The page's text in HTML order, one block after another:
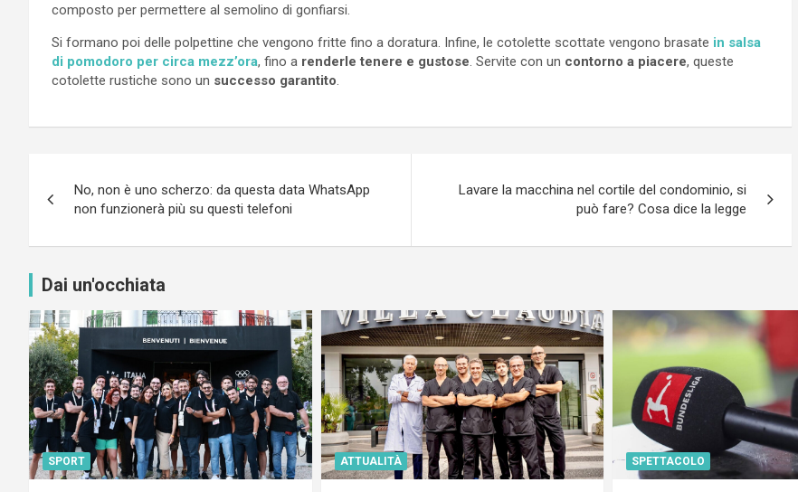
composto per permettere al semolino di gonfiarsi.
Si formano poi delle polpettine che vengono fritte fino a doratura. Infine, le cotolette scottate vengono brasate in salsa
di pomodoro per circa mezz’ora, fino a renderle tenere e gustose . Servite con un contorno a piacere, queste
cotolette rustiche sono un successo garantito
articoli
No, non è uno scherzo: da questa data WhatsApp
non funzionerà più su questi telefoni
Lavare la macchina nel cortile del condominio, si
può fare? Cosa dice la legge
Dai un'occhiata
SPORT ATTUALITÀ SPETTACOLO